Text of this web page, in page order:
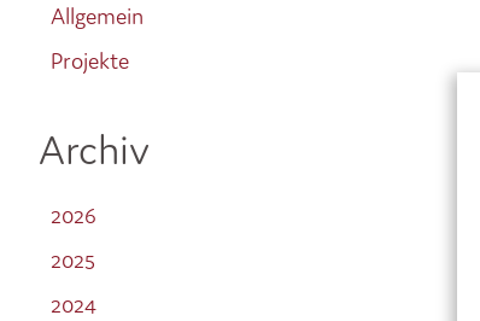
Allgemein
Projekte
Archiv
2026
2025
2024